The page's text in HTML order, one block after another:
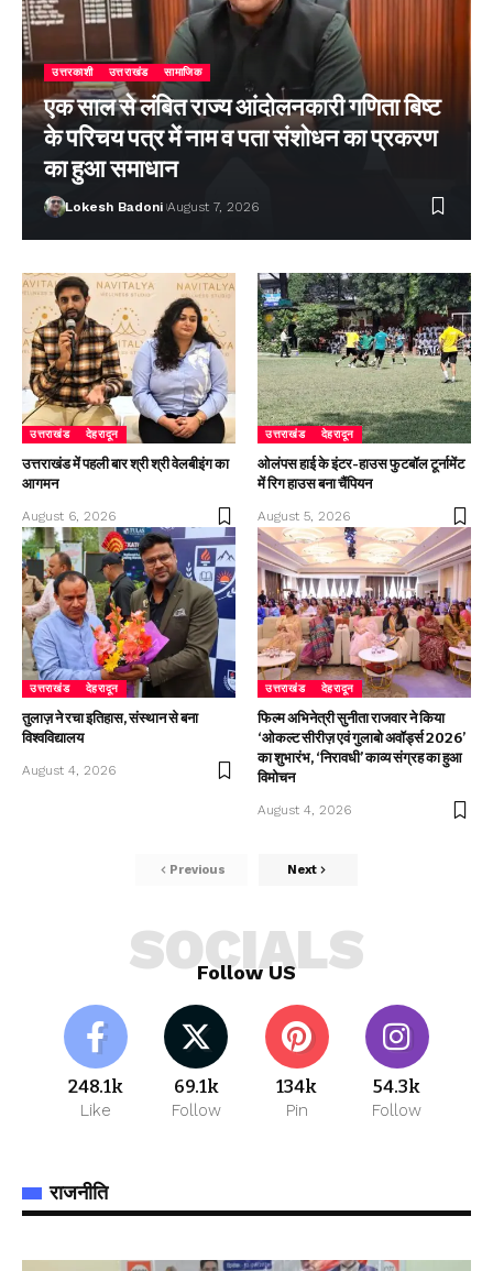
उत्तरकाशी उत्तराखंड सामाजिक
एक साल से लंबित राज्य आंदोलनकारी गणिता बिष्ट
के परिचय पत्र में नाम व पता संशोधन का प्रकरण
का हुआ समाधान
Lokesh Badoni August 7, 2026
उत्तराखंड देहरादून
उत्तराखंड में पहली बार श्री श्री वेलबीइंग का
आगमन
August 6, 2026
उत्तराखंड देहरादून
ओलंपस हाई के इंटर-हाउस फुटबॉल टूर्नामेंट
में रिग हाउस बना चैंपियन
August 5, 2026
उत्तराखंड देहरादून
तुलाज़ ने रचा इतिहास, संस्थान से बना
विश्वविद्यालय
August 4, 2026
उत्तराखंड देहरादून
फिल्म अभिनेत्री सुनीता राजवार ने किया
‘ओकल्ट सीरीज़ एवं गुलाबो अवॉर्ड्स 2026’
का शुभारंभ, ‘निरावधी’ काव्य संग्रह का हुआ
विमोचन
August 4, 2026
Previous Next
Follow US
SOCIALS
248.1k
Like
69.1k
Follow
134k
Pin
54.3k
Follow
राजनीति